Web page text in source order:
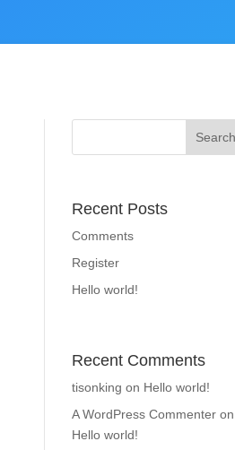
Recent Posts
Comments
Register
Hello world!
Recent Comments
tisonking on Hello world!
A WordPress Commenter on
Hello world!